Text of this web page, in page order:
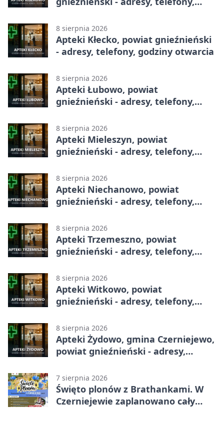
8 sierpnia 2026
Apteki Kłecko, powiat gnieźnieński
- adresy, telefony, godziny otwarcia
8 sierpnia 2026
Apteki Łubowo, powiat
gnieźnieński - adresy, telefony,
8 sierpnia 2026
Apteki Mieleszyn, powiat
gnieźnieński - adresy, telefony,
8 sierpnia 2026
Apteki Niechanowo, powiat
gnieźnieński - adresy, telefony,
8 sierpnia 2026
Apteki Trzemeszno, powiat
gnieźnieński - adresy, telefony,
8 sierpnia 2026
Apteki Witkowo, powiat
gnieźnieński - adresy, telefony,
8 sierpnia 2026
Apteki Żydowo, gmina Czerniejewo,
powiat gnieźnieński - adresy,
7 sierpnia 2026
Święto plonów z Brathankami. W
Czerniejewie zaplanowano cały